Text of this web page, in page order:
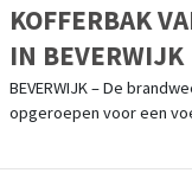
KOFFERBAK
IN BEVERWIJK
BEVERWIJK – De
opgeroepen voor een